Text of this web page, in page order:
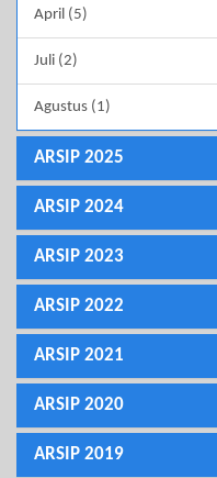
April (5)
Juli (2)
Agustus (1)
ARSIP 2025
ARSIP 2024
ARSIP 2023
ARSIP 2022
ARSIP 2021
ARSIP 2020
ARSIP 2019